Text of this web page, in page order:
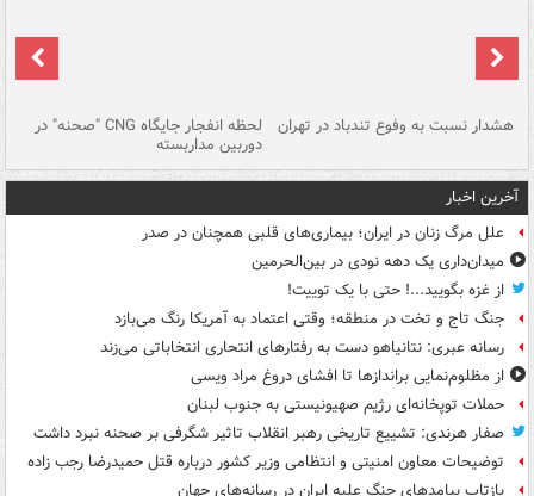
هشدار نسبت به وفوع تندباد در تهران لحظه انفجار جایگاه CNG "صحنه" در
دوربین مداربسته
آخرین اخبار
علل مرگ زنان در ایران؛ بیماری‌های قلبی همچنان در صدر
میدان‌داری یک دهه نودی در بین‌الحرمین
از غزه بگویید...! حتی با یک توییت!
جنگ تاج و تخت در منطقه؛ وقتی اعتماد به آمریکا رنگ می‌بازد
رسانه عبری: نتانیاهو دست به رفتارهای انتحاری انتخاباتی می‌زند
از مظلوم‌نمایی براندازها تا افشای دروغ مراد ویسی
حملات توپخانه‌ای رژیم صهیونیستی به جنوب لبنان
صفار هرندی: تشییع تاریخی رهبر انقلاب تاثیر شگرفی بر صحنه نبرد داشت
توضیحات معاون امنیتی و انتظامی وزیر کشور درباره قتل حمیدرضا رجب زاده
بازتاب پیامدهای جنگ علیه ایران در رسانه‌های جهان